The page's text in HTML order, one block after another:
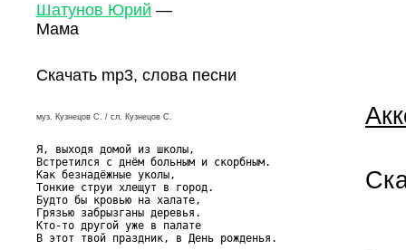
Шатунов Юрий —
Мама
Скачать mp3, слова песни
муз. Кузнецов С. / сл. Кузнецов С.
Я, выходя домой из школы,
Встретился с днём больным и скорбным.
Как безнадёжные уколы,
Тонкие струи хлещут в город.
Будто бы кровью на халате,
Грязью забрызганы деревья.
Кто-то другой уже в палате
В этот твой праздник, в День рожденья.